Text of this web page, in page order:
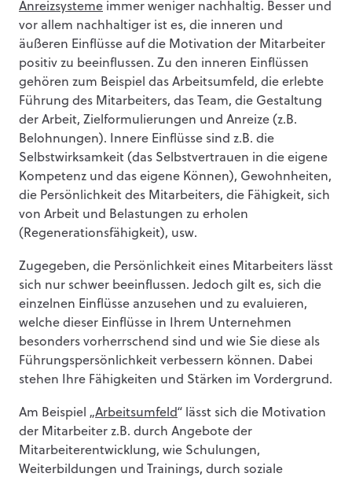
Anreizsysteme immer weniger nachhaltig. Besser und
vor allem nachhaltiger ist es, die inneren und
äußeren Einflüsse auf die Motivation der Mitarbeiter
positiv zu beeinflussen. Zu den inneren Einflüssen
gehören zum Beispiel das Arbeitsumfeld, die erlebte
Führung des Mitarbeiters, das Team, die Gestaltung
der Arbeit, Zielformulierungen und Anreize (z.B.
Belohnungen). Innere Einflüsse sind z.B. die
Selbstwirksamkeit (das Selbstvertrauen in die eigene
Kompetenz und das eigene Können), Gewohnheiten,
die Persönlichkeit des Mitarbeiters, die Fähigkeit, sich
von Arbeit und Belastungen zu erholen
(Regenerationsfähigkeit), usw.
Zugegeben, die Persönlichkeit eines Mitarbeiters lässt
sich nur schwer beeinflussen. Jedoch gilt es, sich die
einzelnen Einflüsse anzusehen und zu evaluieren,
welche dieser Einflüsse in Ihrem Unternehmen
besonders vorherrschend sind und wie Sie diese als
Führungspersönlichkeit verbessern können. Dabei
stehen Ihre Fähigkeiten und Stärken im Vordergrund.
Am Beispiel „Arbeitsumfeld“ lässt sich die Motivation
der Mitarbeiter z.B. durch Angebote der
Mitarbeiterentwicklung, wie Schulungen,
Weiterbildungen und Trainings, durch soziale